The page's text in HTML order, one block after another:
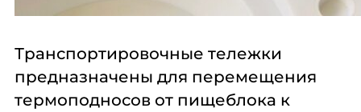
Транспортировочные тележки
предназначены для перемещения
термоподносов от пищеблока к